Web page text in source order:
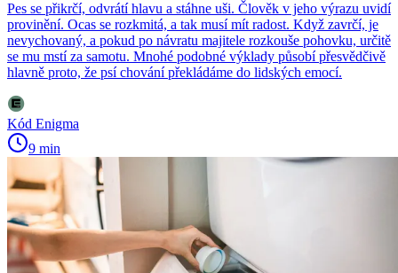
Pes se přikrčí, odvrátí hlavu a stáhne uši. Člověk v jeho výrazu uvidí
provinění. Ocas se rozkmitá, a tak musí mít radost. Když zavrčí, je
nevychovaný, a pokud po návratu majitele rozkouše pohovku, určitě
se mu mstí za samotu. Mnohé podobné výklady působí přesvědčivě
hlavně proto, že psí chování překládáme do lidských emocí.
Kód Enigma
9 min